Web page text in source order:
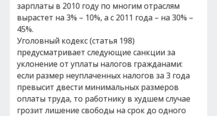
зарплаты в 2010 году по многим отраслям
вырастет на 3% – 10%, а с 2011 года – на 30% –
45%.
Уголовный кодекс (статья 198)
предусматривает следующие санкции за
уклонение от уплаты налогов гражданами:
если размер неуплаченных налогов за 3 года
превысит двести минимальных размеров
оплаты труда, то работнику в худшем случае
грозит лишение свободы на срок до одного